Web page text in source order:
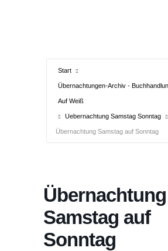
Start
Übernachtungen-Archiv -
Auf Weiß
Uebernachtung Samstag Sonntag
Übernachtung Samstag auf Sonntag
Übernachtung
Samstag auf
Sonntag